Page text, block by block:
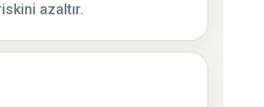
azaltır.